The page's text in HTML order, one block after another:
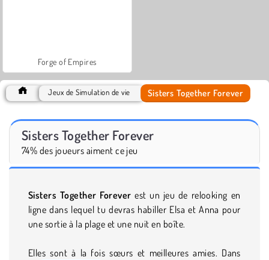
Forge of Empires
Jeux de Simulation de vie Sisters Together Forever
Sisters Together Forever
74% des joueurs aiment ce jeu
Sisters Together Forever est un jeu de relooking en
ligne dans lequel tu devras habiller Elsa et Anna pour
une sortie à la plage et une nuit en boîte.
Elles sont à la fois sœurs et meilleures amies. Dans